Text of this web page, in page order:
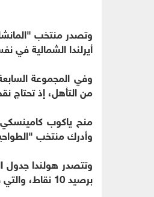
أيرلندا الشمالية في
وفي المجموعة
من التأهل، إذ تحتاج
وأدرك منتخب
برصيد 10 نقاط، والتي فقدت آمالها نهائيا في التأهل بخسارتها أمام مالطا في نفس الجولة.